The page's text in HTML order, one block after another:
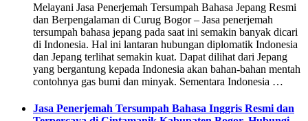
Melayani Jasa Penerjemah Tersumpah Bahasa Jepang Resmi
dan Berpengalaman di Curug Bogor – Jasa penerjemah
tersumpah bahasa jepang pada saat ini semakin banyak dicari
di Indonesia. Hal ini lantaran hubungan diplomatik Indonesia
dan Jepang terlihat semakin kuat. Dapat dilihat dari Jepang
yang bergantung kepada Indonesia akan bahan-bahan mentah
contohnya gas bumi dan minyak. Sementara Indonesia …
Jasa Penerjemah Tersumpah Bahasa Inggris Resmi dan